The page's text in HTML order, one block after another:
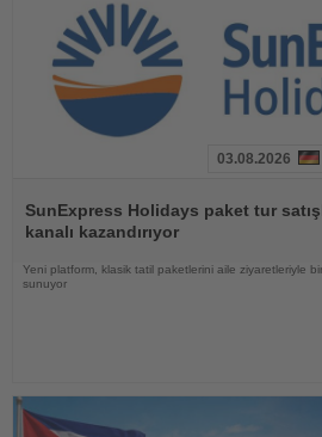
Oku
03.08.2026
SunExpress Holidays paket tur
kanalı kazandırıyor
Yeni platform, klasik tatil paketlerini aile ziyaretleriyle
sunuyor